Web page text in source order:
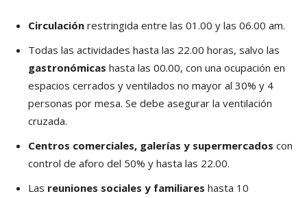
Circulación restringida entre las 01.00 y las 06.00 am.
Todas las actividades hasta las 22.00 horas, salvo las
gastronómicas hasta las 00.00, con una ocupación en
espacios cerrados y ventilados no mayor al 30% y 4
personas por mesa. Se debe asegurar la ventilación
cruzada.
Centros comerciales, galerías y supermercados con
control de aforo del 50% y hasta las 22.00.
Las reuniones sociales y familiares hasta 10